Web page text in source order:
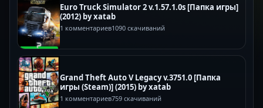
Euro Truck Simulator 2 v.1.57.1.0s [Папка игры]
(2012) by xatab
1 комментариев1090 скачиваний
Grand Theft Auto V Legacy v.3751.0 [Папка
игры (Steam)] (2015) by xatab
1 комментариев759 скачиваний